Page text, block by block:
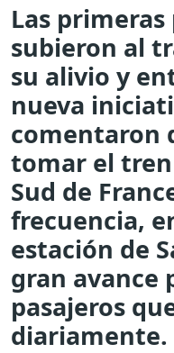
Las
subieron al
su alivio y
nueva
comentaron
tomar el
Sud de
frecuencia,
estación de
gran avance
pasajeros
diariamente.